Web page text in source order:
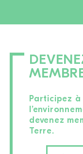
Participez
devenez
Terre.